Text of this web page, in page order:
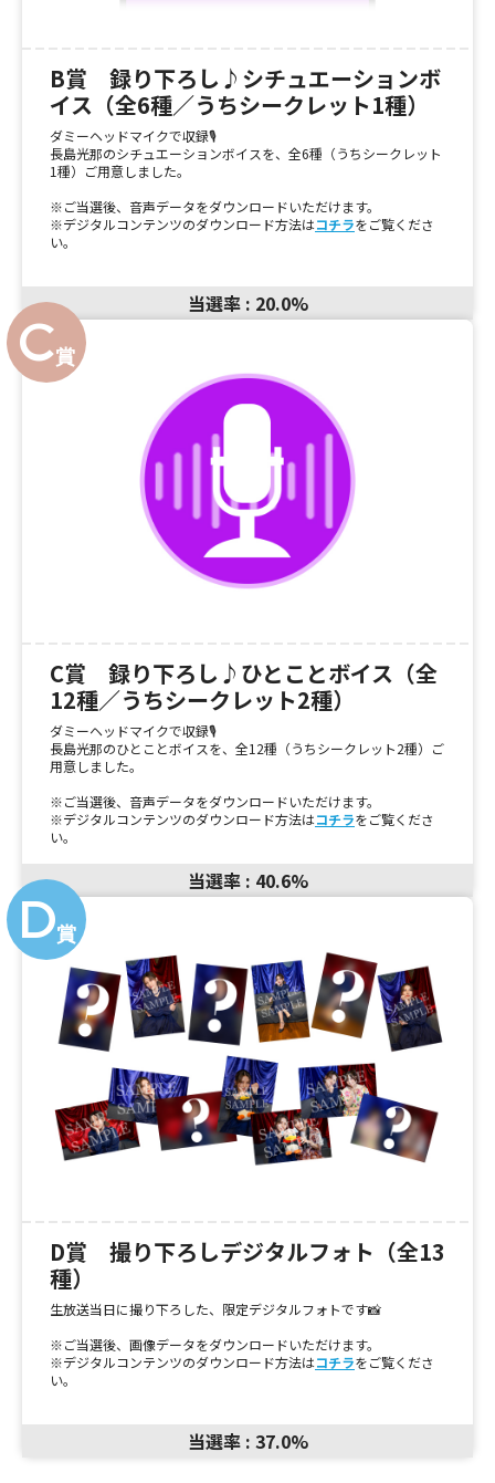
B賞 録り下ろし♪シチュエーションボ
イス（全6種／うちシークレット1種）️
ダミーヘッドマイクで収録🎙️
長島光那のシチュエーションボイスを、全6種（うちシークレット
1種）ご用意しました。
※ご当選後、音声データをダウンロードいただけます。
※デジタルコンテンツのダウンロード方法はコチラをご覧くださ
い。
当選率 : 20.0%
C賞 録り下ろし♪ひとことボイス（全
12種／うちシークレット2種）
ダミーヘッドマイクで収録🎙️
長島光那のひとことボイスを、全12種（うちシークレット2種）ご
用意しました。
※ご当選後、音声データをダウンロードいただけます。
※デジタルコンテンツのダウンロード方法はコチラをご覧くださ
い。
当選率 : 40.6%
D賞 撮り下ろしデジタルフォト（全13
種）
生放送当日に撮り下ろした、限定デジタルフォトです📸
※ご当選後、画像データをダウンロードいただけます。
※デジタルコンテンツのダウンロード方法はコチラをご覧くださ
い。
当選率 : 37.0%